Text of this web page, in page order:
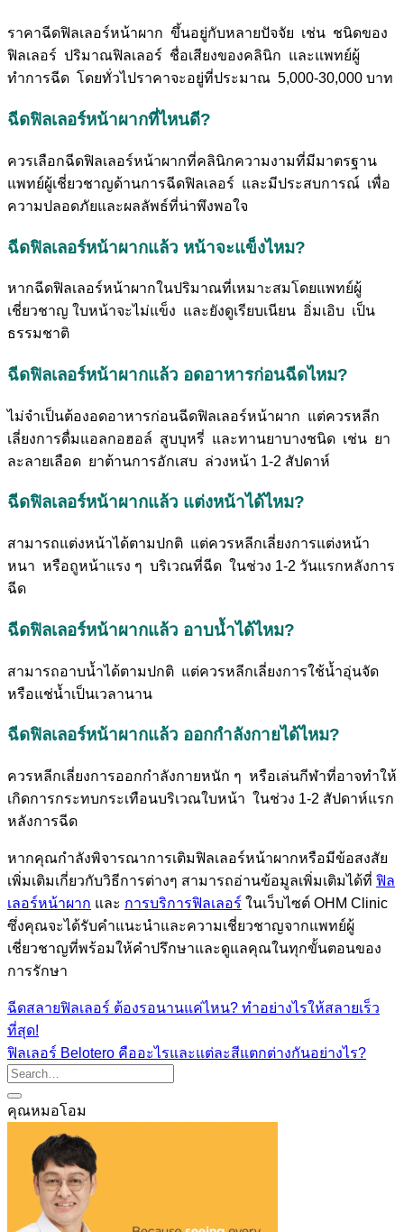
ราคาฉีดฟิลเลอร์หน้าผาก ขึ้นอยู่กับหลายปัจจัย เช่น ชนิดของ
ฟิลเลอร์ ปริมาณฟิลเลอร์ ชื่อเสียงของคลินิก และแพทย์ผู้
ทำการฉีด โดยทั่วไปราคาจะอยู่ที่ประมาณ 5,000-30,000 บาท
ฉีดฟิลเลอร์หน้าผากที่ไหนดี?
ควรเลือกฉีดฟิลเลอร์หน้าผากที่คลินิกความงามที่มีมาตรฐาน
แพทย์ผู้เชี่ยวชาญด้านการฉีดฟิลเลอร์ และมีประสบการณ์ เพื่อ
ความปลอดภัยและผลลัพธ์ที่น่าพึงพอใจ
ฉีดฟิลเลอร์หน้าผากแล้ว หน้าจะแข็งไหม?
หากฉีดฟิลเลอร์หน้าผากในปริมาณที่เหมาะสมโดยแพทย์ผู้
เชี่ยวชาญ ใบหน้าจะไม่แข็ง และยังดูเรียบเนียน อิ่มเอิบ เป็น
ธรรมชาติ
ฉีดฟิลเลอร์หน้าผากแล้ว อดอาหารก่อนฉีดไหม?
ไม่จำเป็นต้องอดอาหารก่อนฉีดฟิลเลอร์หน้าผาก แต่ควรหลีก
เลี่ยงการดื่มแอลกอฮอล์ สูบบุหรี่ และทานยาบางชนิด เช่น ยา
ละลายเลือด ยาต้านการอักเสบ ล่วงหน้า 1-2 สัปดาห์
ฉีดฟิลเลอร์หน้าผากแล้ว แต่งหน้าได้ไหม?
สามารถแต่งหน้าได้ตามปกติ แต่ควรหลีกเลี่ยงการแต่งหน้า
หนา หรือถูหน้าแรง ๆ บริเวณที่ฉีด ในช่วง 1-2 วันแรกหลังการ
ฉีด
ฉีดฟิลเลอร์หน้าผากแล้ว อาบน้ำได้ไหม?
สามารถอาบน้ำได้ตามปกติ แต่ควรหลีกเลี่ยงการใช้น้ำอุ่นจัด
หรือแช่น้ำเป็นเวลานาน
ฉีดฟิลเลอร์หน้าผากแล้ว ออกกำลังกายได้ไหม?
ควรหลีกเลี่ยงการออกกำลังกายหนัก ๆ หรือเล่นกีฬาที่อาจทำให้
เกิดการกระทบกระเทือนบริเวณใบหน้า ในช่วง 1-2 สัปดาห์แรก
หลังการฉีด
หากคุณกำลังพิจารณาการเติมฟิลเลอร์หน้าผากหรือมีข้อสงสัย
เพิ่มเติมเกี่ยวกับวิธีการต่างๆ สามารถอ่านข้อมูลเพิ่มเติมได้ที่ ฟิล
เลอร์หน้าผาก และ การบริการฟิลเลอร์ ในเว็บไซต์ OHM Clinic
ซึ่งคุณจะได้รับคำแนะนำและความเชี่ยวชาญจากแพทย์ผู้
เชี่ยวชาญที่พร้อมให้คำปรึกษาและดูแลคุณในทุกขั้นตอนของ
การรักษา
ฉีดสลายฟิลเลอร์ ต้องรอนานแค่ไหน? ทำอย่างไรให้สลายเร็ว
ที่สุด!
ฟิลเลอร์ Belotero คืออะไรและแต่ละสีแตกต่างกันอย่างไร?
คุณหมอโอม